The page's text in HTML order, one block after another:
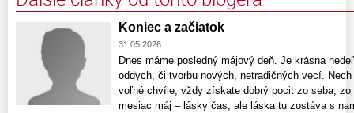
Koniec a začiatok
31.05.2026
Dnes máme posledný májový deň. Je krásna
oddych, či tvorbu nových, netradičných vecí.
voľné chvíle, vždy získate dobrý pocit zo seba,
mesiac máj – lásky čas, ale láska tu zostáva s